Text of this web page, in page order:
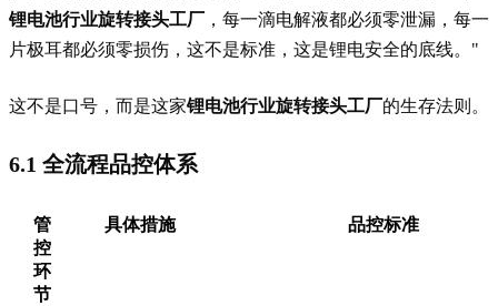
锂电池行业旋转接头工厂 ，每一滴电解液都必须零泄漏，每一
片极耳都必须零损伤，这不是标准，这是锂电安全的底线。"
这不是口号，而是这家锂电池行业旋转接头工厂的生存法则。
6.1 全流程品控体系
管
控
环
节
具体措施 品控标准